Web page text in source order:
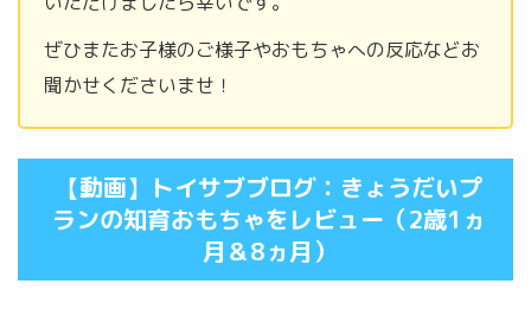
ぜひまたお子様のご様子やおもちゃへの反応などお
聞かせくださいませ！
【動画】トイサブブログ：きょうだいプ
ランの知育おもちゃをレビュー（2歳1ヵ
月＆8ヵ月）